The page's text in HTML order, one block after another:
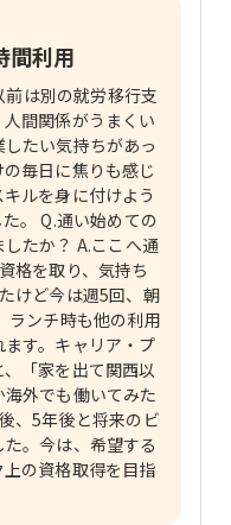
間利用
は別の就労移行支
間関係がうまくい
たい気持ちがあっ
毎日に焦りも感じ
ルを身に付けよう
。 Q.通い始めての
たか？ A.ここへ通
格を取り、気持ち
けど今は週5回、朝
ランチ時も他の利用
す。キャリア・プ
「家を出て関西以
外でも働いてみた
、5年後と将来のビ
。今は、希望する
の資格取得を目指